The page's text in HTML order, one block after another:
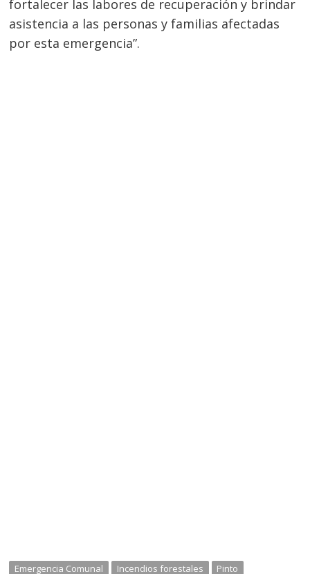
fortalecer las labores de recuperación y brindar
asistencia a las personas y familias afectadas
por esta emergencia”.
Emergencia Comunal Incendios forestales Pinto